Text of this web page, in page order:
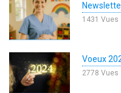
1431 Vues
Voeux
2778 Vues